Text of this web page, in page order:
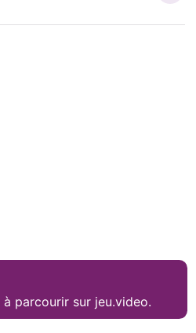
parcourir sur jeu.video.